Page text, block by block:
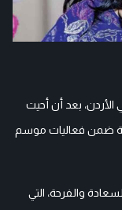
الأردن، بعد أن أحيت
ضمن فعاليات موسم
والفرحة، التي